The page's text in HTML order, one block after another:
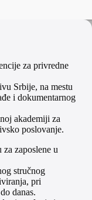
za privredne
Srbije, na mestu
i dokumentarnog
akademiji za
poslovanje.
zaposlene u
stručnog
pri
danas.